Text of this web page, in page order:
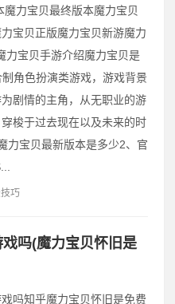
力宝贝最终版本魔力宝贝
宝贝正版魔力宝贝新游魔力
力宝贝手游介绍魔力宝贝是
角色扮演类游戏，游戏背景
剧情的主角，从无职业的游
梭于过去现在以及未来的时
力宝贝最新版本是多少2、官
巧
吗(魔力宝贝怀旧是
吗知乎魔力宝贝怀旧是免费